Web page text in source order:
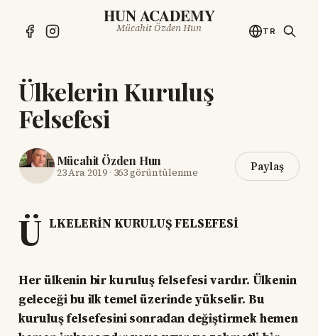
HUN ACADEMY
Mücahit Özden Hun TR
Ülkelerin Kuruluş
Felsefesi
Mücahit Özden Hun
23 Ara 2019· 363 görüntülenme Paylaş
Ü LKELERİN KURULUŞ FELSEFESİ
Her ülkenin bir kuruluş felsefesi vardır. Ülkenin
geleceği bu ilk temel üzerinde yükselir. Bu
kuruluş felsefesini sonradan değiştirmek hemen